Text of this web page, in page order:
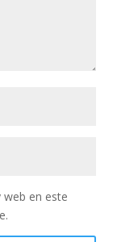
en este